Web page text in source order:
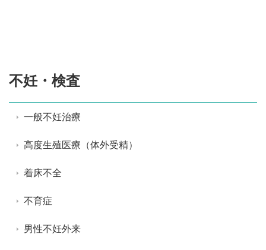
不妊・検査
一般不妊治療
高度生殖医療（体外受精）
着床不全
不育症
男性不妊外来